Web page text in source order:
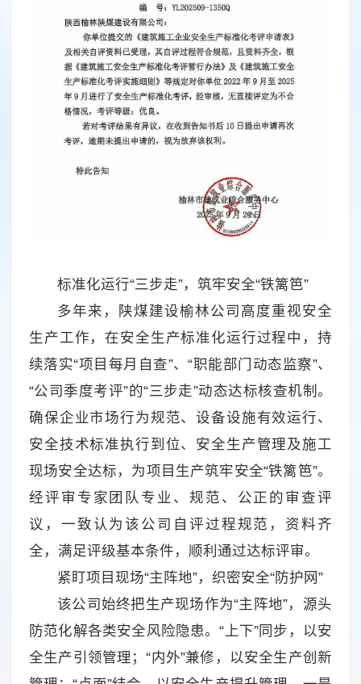
标准化运行“三步走”，筑牢安全“铁篱笆”
多年来，陕煤建设榆林公司高度重视安全
生产工作，在安全生产标准化运行过程中，持
续落实“项目每月自查”、“职能部门动态监察”、
“公司季度考评”的“三步走”动态达标核查机制。
确保企业市场行为规范、设备设施有效运行、
安全技术标准执行到位、安全生产管理及施工
现场安全达标，为项目生产筑牢安全“铁篱笆”。
经评审专家团队专业、规范、公正的审查评
议，一致认为该公司自评过程规范，资料齐
全，满足评级基本条件，顺利通过达标评审。
紧盯项目现场“主阵地”，织密安全“防护网”
该公司始终把生产现场作为“主阵地”，源头
防范化解各类安全风险隐患。“上下”同步，以安
全生产引领管理；“内外”兼修，以安全生产创新